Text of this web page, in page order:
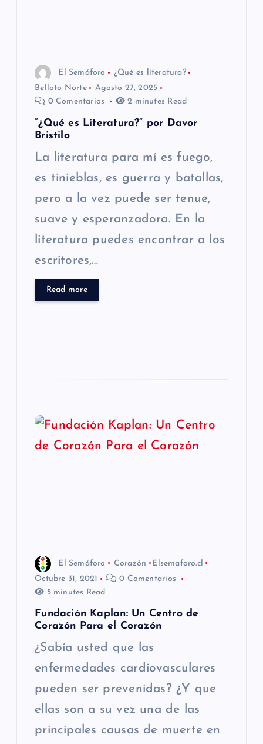
El Semáforo
¿Qué es literatura?
Belloto Norte
Agosto 27, 2025
0 Comentarios
2 minutes Read
“¿Qué es Literatura?” por Davor
Bristilo
La literatura para mí es fuego,
es tinieblas, es guerra y batallas,
pero a la vez puede ser tenue,
suave y esperanzadora. En la
literatura puedes encontrar a los
escritores,…
Read more
El Semáforo Corazón
Elsemaforo.cl
Octubre 31, 2021
0 Comentarios
5 minutes Read
Fundación Kaplan: Un Centro de
Corazón Para el Corazón
¿Sabía usted que las
enfermedades cardiovasculares
pueden ser prevenidas? ¿Y que
ellas son a su vez una de las
principales causas de muerte en